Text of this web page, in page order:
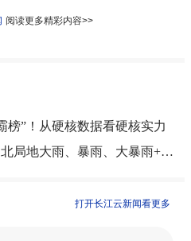
阅读更多精彩内容>>
榜”！从硬核数据看硬核实力
37℃高温持续！湖北局地大雨、暴雨、大暴雨+最高9级雷暴大风
打开长江云新闻看更多